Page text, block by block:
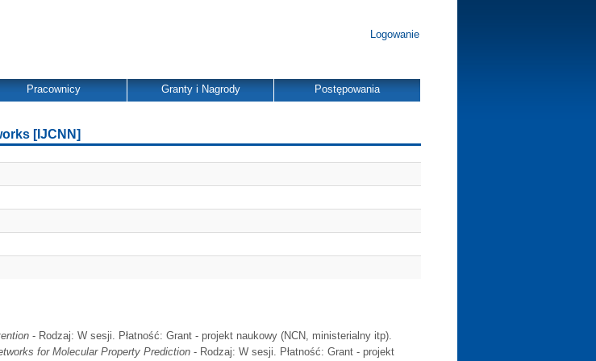
Logowanie
Pracownicy Granty i Nagrody Postępowania
[IJCNN]
- Rodzaj: W sesji. Płatność: Grant - projekt naukowy (NCN, ministerialny itp).
for Molecular Property Prediction - Rodzaj: W sesji. Płatność: Grant - projekt